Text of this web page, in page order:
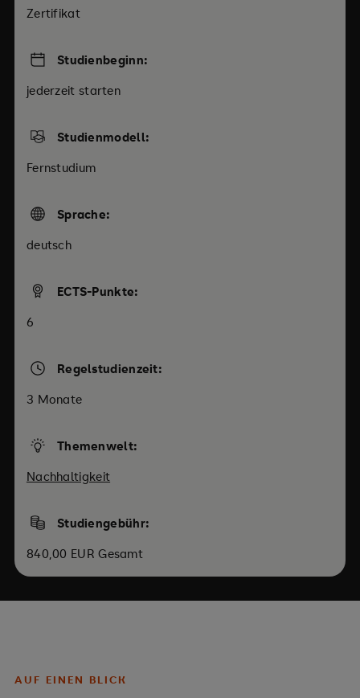
Zertifikat
Studienbeginn:
jederzeit starten
Studienmodell:
Fernstudium
Sprache:
deutsch
ECTS-Punkte:
6
Regelstudienzeit:
3 Monate
Themenwelt:
Nachhaltigkeit
Studiengebühr:
840,00 EUR Gesamt
AUF EINEN BLICK